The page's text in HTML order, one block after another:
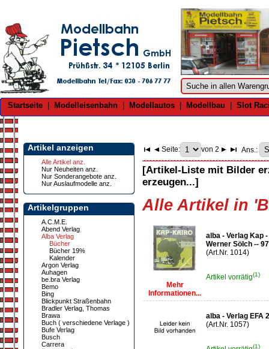
Startseite Modelleisenbahn Modellautos Modellbau Slot
Artikel anzeigen
Alle Artikel anz.
Nur Neuheiten anz.
Nur Sonderangebote anz.
Nur Auslaufmodelle anz.
Artikelgruppen
A.C.M.E.
Abend Verlag
Alba Verlag
Bücher
Bücher 19%
Kalender
Argon Verlag
Auhagen
be.bra Verlag
Bemo
Bing
Blickpunkt Straßenbahn
Bradler Verlag, Thomas
Brawa
Buch ( verschiedene Verlage )
Bufe Verlag
Busch
Carrera
Seite: von 2 Ans.:
[Artikel-Liste mit Bilder
erzeugen...]
Alle Artikel in
Mehr
Informationen...
alba - Verlag Kap
Werner Sölch --
(Art.Nr. 1014)
Artikel vorrätig(1)
alba - Verlag EFA
(Art.Nr. 1057)
(1)